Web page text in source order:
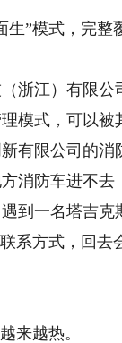
”模式，完整
江）有限公
模式，可以被
限公司的消
消防车进不去
一名塔吉克
系方式，回
越热。